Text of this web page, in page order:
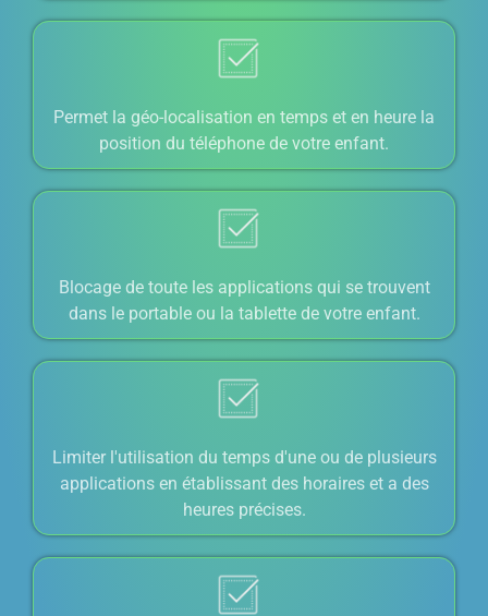
Permet la géo-localisation en temps et en heure la
position du téléphone de votre enfant.
Blocage de toute les applications qui se trouvent
dans le portable ou la tablette de votre enfant.
Limiter l'utilisation du temps d'une ou de plusieurs
applications en établissant des horaires et a des
heures précises.